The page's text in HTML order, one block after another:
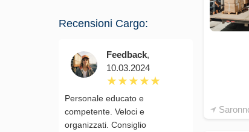
Recensioni Cargo:
Feedback,
10.03.2024
Personale educato e
competente. Veloci e
organizzati. Consiglio